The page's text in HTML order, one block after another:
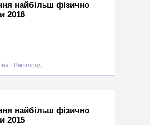
найбільш фізично
2016
Вишгород
найбільш фізично
2015